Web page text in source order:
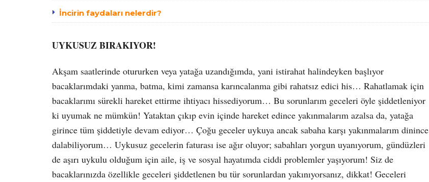
İncirin faydaları nelerdir?
UYKUSUZ BIRAKIYOR!
Akşam saatlerinde otururken veya yatağa uzandığımda, yani istirahat halindeyken başlıyor
bacaklarımdaki yanma, batma, kimi zamansa karıncalanma gibi rahatsız edici his… Rahatlamak için
bacaklarımı sürekli hareket ettirme ihtiyacı hissediyorum… Bu sorunlarım geceleri öyle şiddetleniyor
ki uyumak ne mümkün! Yataktan çıkıp evin içinde hareket edince yakınmalarım azalsa da, yatağa
girince tüm şiddetiyle devam ediyor… Çoğu geceler uykuya ancak sabaha karşı yakınmalarım dinince
dalabiliyorum… Uykusuz gecelerin faturası ise ağır oluyor; sabahları yorgun uyanıyorum, gündüzleri
de aşırı uykulu olduğum için aile, iş ve sosyal hayatımda ciddi problemler yaşıyorum! Siz de
bacaklarınızda özellikle geceleri şiddetlenen bu tür sorunlardan yakınıyorsanız, dikkat! Geceleri